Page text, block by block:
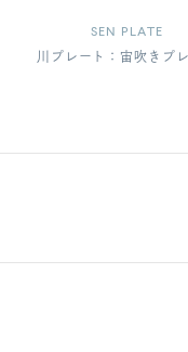
SEN PLATE
川プレート：宙吹きプ